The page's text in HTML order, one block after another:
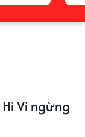
Vi ngừng